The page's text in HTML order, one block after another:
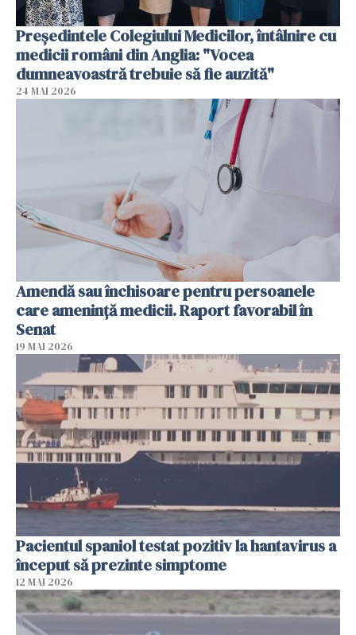
Președintele Colegiului Medicilor, întâlnire cu
medicii români din Anglia: "Vocea
dumneavoastră trebuie să fie auzită"
24 MAI 2026
Amendă sau închisoare pentru persoanele
care ameninţă medicii. Raport favorabil în
Senat
19 MAI 2026
Pacientul spaniol testat pozitiv la hantavirus a
început să prezinte simptome
12 MAI 2026